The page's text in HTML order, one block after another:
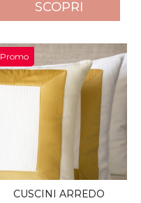
SCOPRI
Promo
CUSCINI ARREDO